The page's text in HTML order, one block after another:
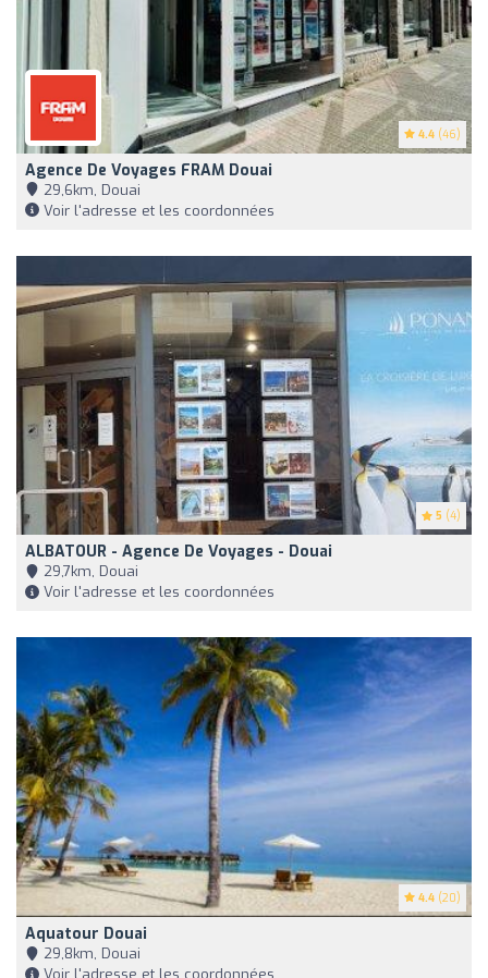
4.4 (46)
Agence De Voyages FRAM Douai
29,6km, Douai
Voir l'adresse et les coordonnées
5 (4)
ALBATOUR - Agence De Voyages - Douai
29,7km, Douai
Voir l'adresse et les coordonnées
4.4 (20)
Aquatour Douai
29,8km, Douai